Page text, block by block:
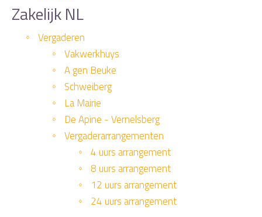
Zakelijk NL
Vergaderen
Vakwerkhuys
A gen Beuke
Schweiberg
La Mairie
De Apine - Vernelsberg
Vergaderarrangementen
4 uurs arrangement
8 uurs arrangement
12 uurs arrangement
24 uurs arrangement